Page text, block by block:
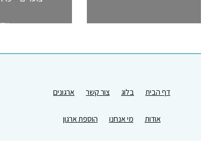
דף הבית בלוג צור קשר ארגונים
אודות מי אנחנו הוספת ארגון